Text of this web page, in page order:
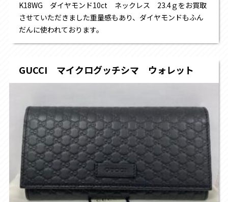
K18WG ダイヤモンド10ct ネックレス 23.4ｇをお買取
させていただきました重量感もあり、ダイヤモンドもふん
だんに使われております。
GUCCI マイクログッチシマ ウォレット